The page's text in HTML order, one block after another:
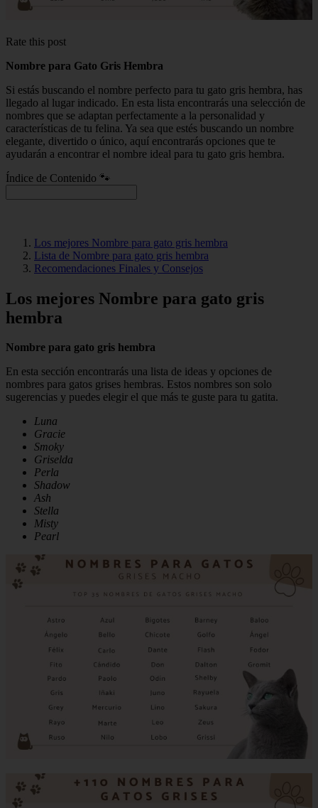
Rate this post
Nombre para Gato Gris Hembra
Si estás buscando el nombre perfecto para tu gato gris hembra, has
llegado al lugar indicado. En esta lista encontrarás una selección de
nombres que se adaptan perfectamente a la personalidad y
características de tu felina. Ya sea que estés buscando un nombre
elegante, divertido o único, aquí encontrarás opciones que te
ayudarán a encontrar el nombre ideal para tu gato gris hembra.
Índice de Contenido 🐾
Los mejores Nombre para gato gris hembra
Lista de Nombre para gato gris hembra
Recomendaciones Finales y Consejos
Los mejores Nombre para gato gris
hembra
Nombre para gato gris hembra
En esta sección encontrarás una lista de ideas y opciones de
nombres para gatos grises hembras. Estos nombres son solo
sugerencias y puedes elegir el que más te guste para tu gatita.
Luna
Gracie
Smoky
Griselda
Perla
Shadow
Ash
Stella
Misty
Pearl